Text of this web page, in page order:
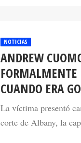
ANDREW
FORMALMENTE
CUANDO ERA
La víctima presentó
corte de Albany, la